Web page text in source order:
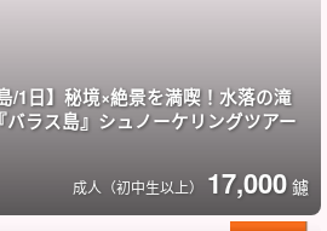
1日】秘境×絶景を満喫！水落の滝
ラス島』シュノーケリングツアー
成人（初中生以上） 17,000 鑢